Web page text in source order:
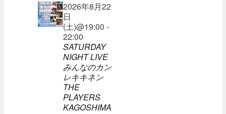
2026年8月22
日
(土)@19:00 -
22:00
SATURDAY
NIGHT LIVE
みんなのカン
レキキネン
THE
PLAYERS
KAGOSHIMA